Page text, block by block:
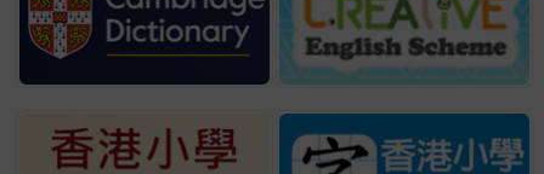
創意戲劇節 2026
成績:
傑出獎